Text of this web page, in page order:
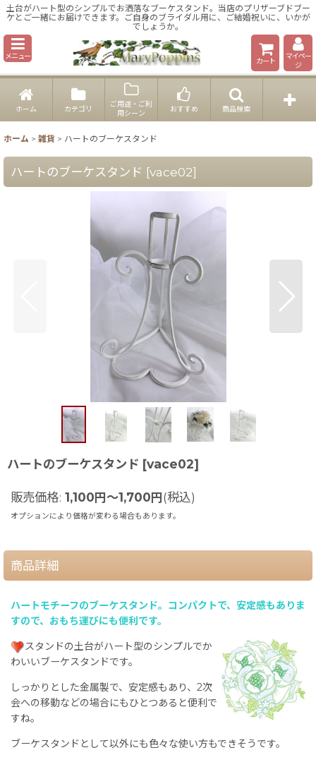
土台がハート型のシンプルでお洒落なブーケスタンド。当店のプリザーブドブー
ケとご一緒にお届けできます。ご自身のブライダル用に、ご結婚祝いに、いかが
でしょうか。
メニュー カート
マイペー
ジ
ホーム カテゴリ
ご用途・ご利
用シーン
おすすめ 商品検索
ホーム > 雑貨 > ハートのブーケスタンド
ハートのブーケスタンド [vace02]
ハートのブーケスタンド [vace02]
販売価格: 1,100円～1,700円(税込)
オプションにより価格が変わる場合もあります。
商品詳細
ハートモチーフのブーケスタンド。コンパクトで、安定感もありま
すので、おもち運びにも便利です。
スタンドの土台がハート型のシンプルでか
わいいブーケスタンドです。
しっかりとした金属製で、安定感もあり、2次
会への移動などの場合にもひとつあると便利で
すね。
ブーケスタンドとして以外にも色々な使い方もできそうです。